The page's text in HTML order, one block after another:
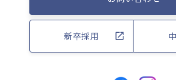
新卒採用